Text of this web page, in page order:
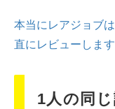
本当にレアジョブ
直にレビューします
1人の同